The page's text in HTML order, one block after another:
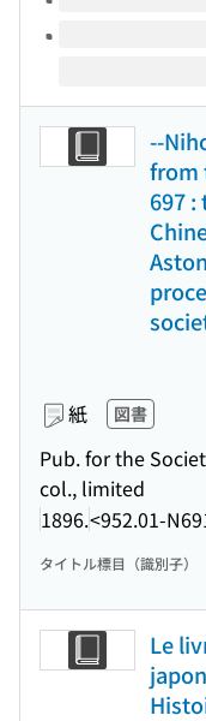
--
from
697
紙 図書
Pub. for the
col., limited
1896.<952.01-
タイトル標目（識別子）
Le